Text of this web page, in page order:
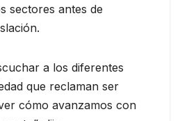
sectores antes de
a los diferentes
que reclaman ser
cómo avanzamos con